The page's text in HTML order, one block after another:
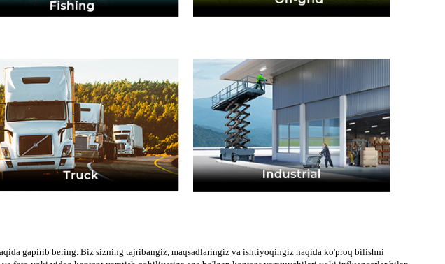
gapirib bering. Biz sizning tajribangiz, maqsadlaringiz va ishtiyoqingiz haqida ko'proq bilishni